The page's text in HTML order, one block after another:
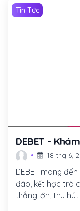
Tin Tức
DEBET -
Tuyến Đầy18 thg 6,
DEBET mang
đáo, kết hợp trò
thắng lớn, thu